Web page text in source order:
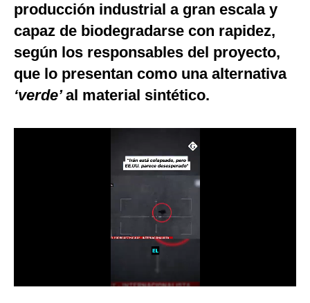
Internacional
Tecnología
Club del Suscriptor
Mix
G de Gestión
producción industrial a gran escala y
capaz de biodegradarse con rapidez,
según los responsables del proyecto,
que lo presentan como una alternativa
‘verde’al material sintético.